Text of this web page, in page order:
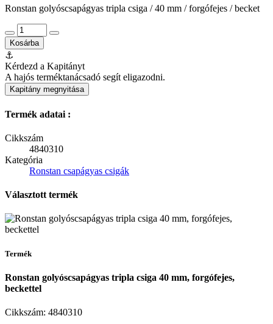
Ronstan golyóscsapágyas tripla csiga / 40 mm / forgófejes / becket
Kosárba
⚓
Kérdezd a Kapitányt
A hajós terméktanácsadó segít eligazodni.
Kapitány megnyitása
Termék adatai :
Cikkszám
4840310
Kategória
Ronstan csapágyas csigák
Választott termék
Termék
Ronstan golyóscsapágyas tripla csiga 40 mm, forgófejes,
beckettel
Cikkszám: 4840310